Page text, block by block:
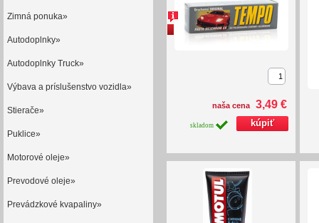
Zimná ponuka»
Autodoplnky»
Autodoplnky Truck»
Výbava a príslušenstvo vozidla»
Stierače»
Puklice»
Motorové oleje»
Prevodové oleje»
Prevádzkové kvapaliny»
naša cena 3,49 €
skladom
akcie